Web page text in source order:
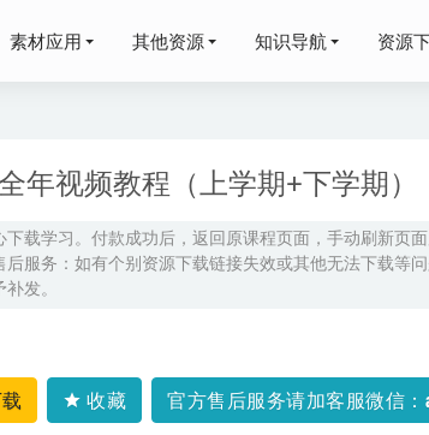
素材应用 其他资源 知识导航 资源
年视频教程（上学期+下学期）
载学习。付款成功后，返回原课程页面，手动刷新页
服务：如有个别资源下载链接失效或其他无法下载等
发。
收藏 官方售后服务请加客服微信：
睛班视频教程 2026-05-28
获得异性好感 ,吸引力法则
水内部资料人教版，百度网盘资源打包